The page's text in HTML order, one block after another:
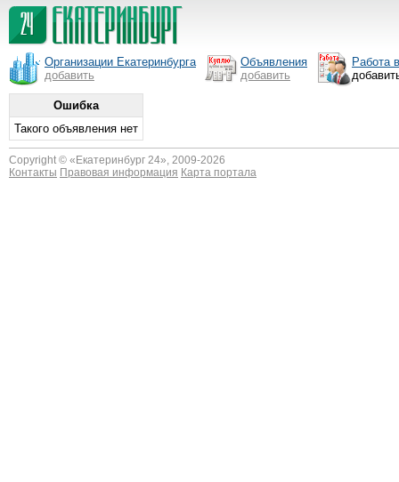
Организации Екатеринбурга
добавить
Объявления
добавить
Работа
Ошибка
Такого объявления нет
Copyright © « Екатеринбург 24», 2009-2026
Контакты Правовая информация Карта портала